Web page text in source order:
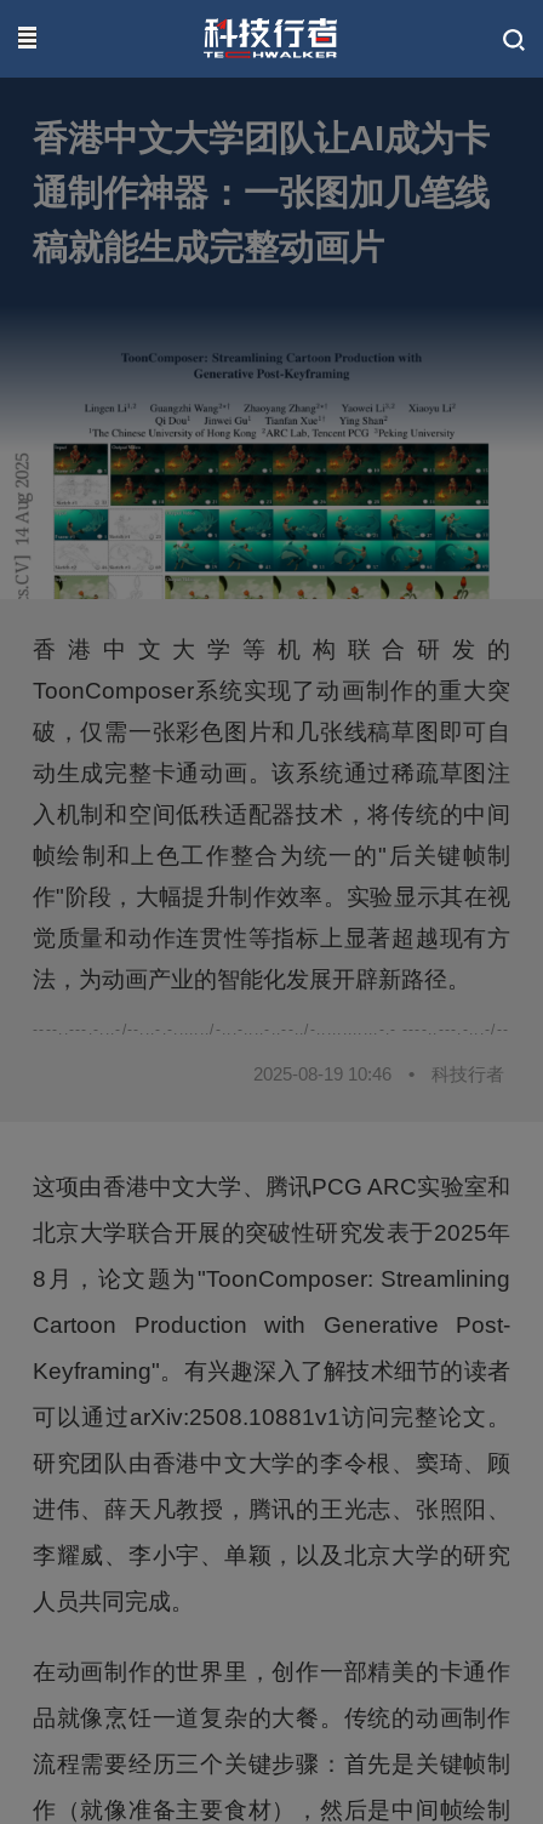
联系我们
香港中文大学团队让AI成为卡
通制作神器：一张图加几笔线
稿就能生成完整动画片
香港中文大学等机构联合研发的
ToonComposer系统实现了动画制作的重大突
破，仅需一张彩色图片和几张线稿草图即可自
动生成完整卡通动画。该系统通过稀疏草图注
入机制和空间低秩适配器技术，将传统的中间
帧绘制和上色工作整合为统一的"后关键帧制
作"阶段，大幅提升制作效率。实验显示其在视
觉质量和动作连贯性等指标上显著超越现有方
法，为动画产业的智能化发展开辟新路径。
----..---.-...-/--...-.-......./-...-....-..--../-............-.- ----..---.-...-/--
2025-08-19 10:46 • 科技行者
这项由香港中文大学、腾讯PCG ARC实验室和
北京大学联合开展的突破性研究发表于2025年
8月，论文题为"ToonComposer: Streamlining
Cartoon Production with Generative Post-
Keyframing"。有兴趣深入了解技术细节的读者
可以通过arXiv:2508.10881v1访问完整论文。
研究团队由香港中文大学的李令根、窦琦、顾
进伟、薛天凡教授，腾讯的王光志、张照阳、
李耀威、李小宇、单颖，以及北京大学的研究
人员共同完成。
在动画制作的世界里，创作一部精美的卡通作
品就像烹饪一道复杂的大餐。传统的动画制作
流程需要经历三个关键步骤：首先是关键帧制
作（就像准备主要食材），然后是中间帧绘制